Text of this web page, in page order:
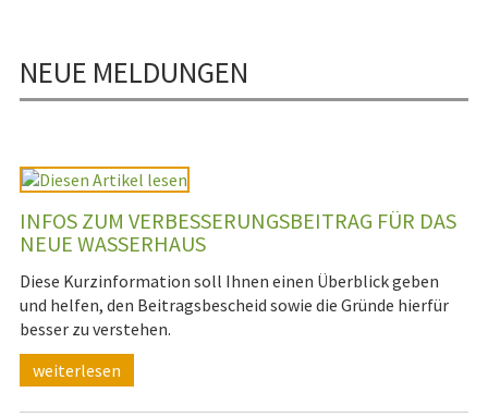
NEUE MELDUNGEN
INFOS ZUM VERBESSERUNGSBEITRAG FÜR DAS
NEUE WASSERHAUS
Diese Kurzinformation soll Ihnen einen Überblick geben
und helfen, den Beitragsbescheid sowie die Gründe hierfür
besser zu verstehen.
weiterlesen